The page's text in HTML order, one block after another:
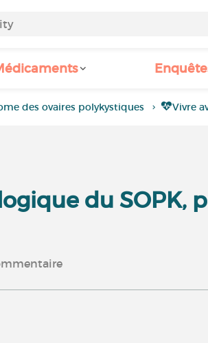
des ovaires polykystiques Vivre
du SOPK,